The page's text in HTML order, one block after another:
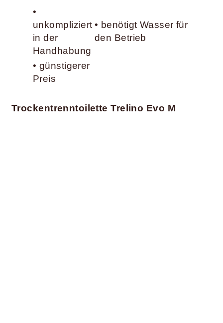
•
unkompliziert
in der
Handhabung
• benötigt Wasser für
den Betrieb
• günstigerer
Preis
Trockentrenntoilette Trelino Evo M